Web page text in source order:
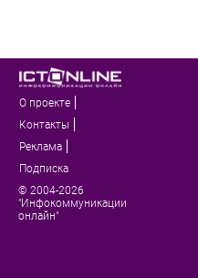
О проекте
Контакты
Реклама
Подписка
© 2004-2026
"Инфокоммуникации
онлайн"